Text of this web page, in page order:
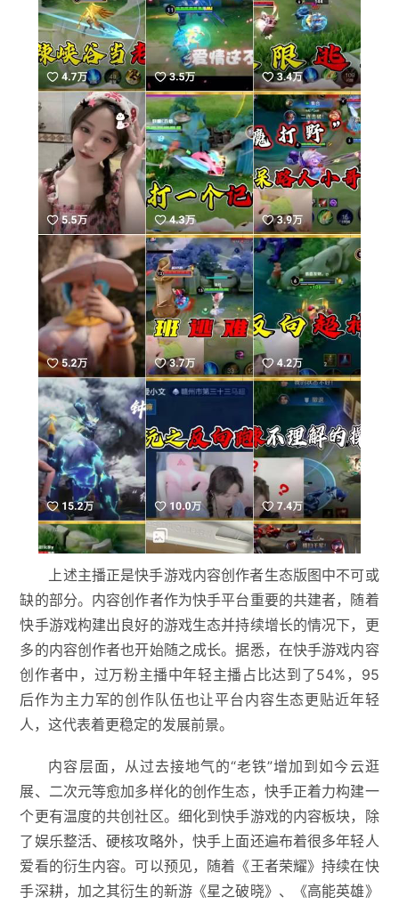
上述主播正是快手游戏内容创作者生态版图中不可或
缺的部分。内容创作者作为快手平台重要的共建者，随着
快手游戏构建出良好的游戏生态并持续增长的情况下，更
多的内容创作者也开始随之成长。据悉，在快手游戏内容
创作者中，过万粉主播中年轻主播占比达到了54%，95
后作为主力军的创作队伍也让平台内容生态更贴近年轻
人，这代表着更稳定的发展前景。
内容层面，从过去接地气的“老铁”增加到如今云逛
展、二次元等愈加多样化的创作生态，快手正着力构建一
个更有温度的共创社区。细化到快手游戏的内容板块，除
了娱乐整活、硬核攻略外，快手上面还遍布着很多年轻人
爱看的衍生内容。可以预见，随着《王者荣耀》持续在快
手深耕，加之其衍生的新游《星之破晓》、《高能英雄》